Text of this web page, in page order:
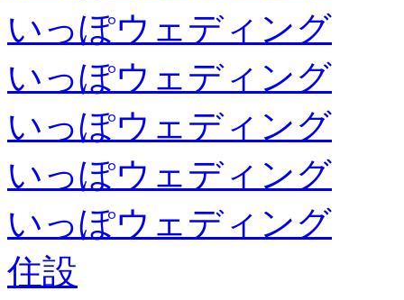
いっぽウェディング
いっぽウェディング
いっぽウェディング
いっぽウェディング
いっぽウェディング
住設